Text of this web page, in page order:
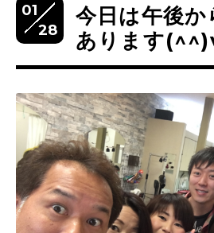
01
28
今日は午後か
あります